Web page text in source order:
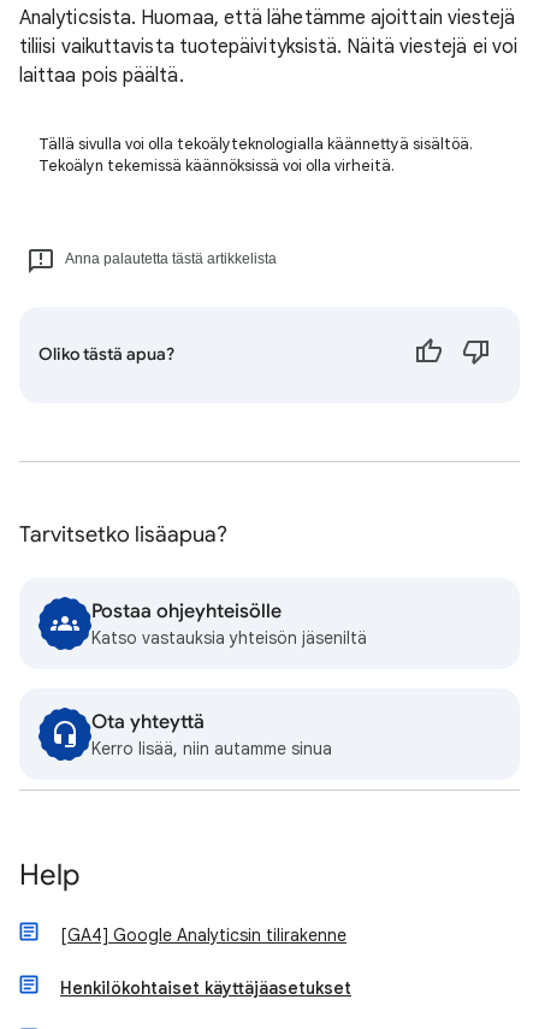
Analyticsista. Huomaa, että lähetämme ajoittain viestejä
tiliisi vaikuttavista tuotepäivityksistä. Näitä viestejä ei voi
laittaa pois päältä.
Tällä sivulla voi olla tekoälyteknologialla käännettyä sisältöä.
Tekoälyn tekemissä käännöksissä voi olla virheitä.
Anna palautetta tästä artikkelista
Oliko tästä apua?
Tarvitsetko lisäapua?
Postaa ohjeyhteisölle
Katso vastauksia yhteisön jäseniltä
Ota yhteyttä
Kerro lisää, niin autamme sinua
Help
[GA4] Google Analyticsin tilirakenne
Henkilökohtaiset käyttäjäasetukset